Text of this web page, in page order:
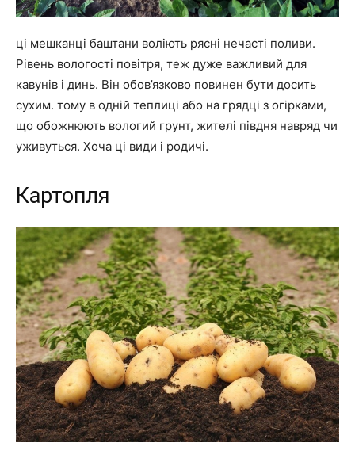
ці мешканці баштани воліють рясні нечасті поливи.
Рівень вологості повітря, теж дуже важливий для
кавунів і динь. Він обов’язково повинен бути досить
сухим. тому в одній теплиці або на грядці з огірками,
що обожнюють вологий грунт, жителі півдня навряд чи
уживуться. Хоча ці види і родичі.
Картопля